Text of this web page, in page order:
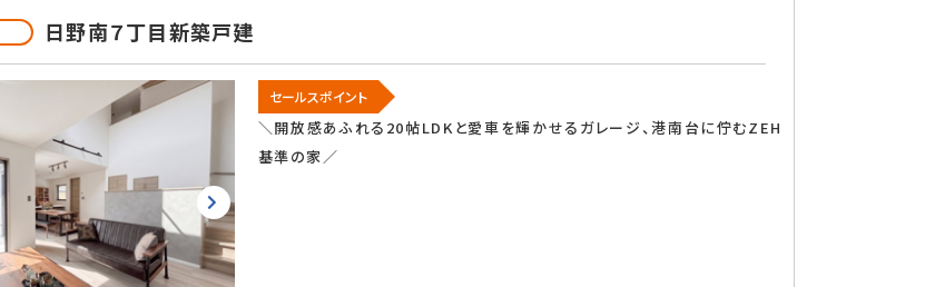
日野南７丁目新築戸建
セールスポイント
＼開放感あふれる20帖LDKと愛車を輝かせるガレージ、港南台に佇むZEH
基準の家／